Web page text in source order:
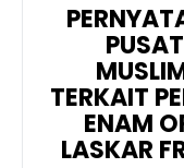
TERKAIT
ENAM
LASKAR